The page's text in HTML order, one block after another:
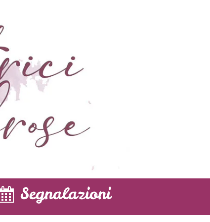
Segnalazioni